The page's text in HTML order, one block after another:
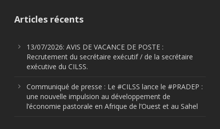
Articles récents
13/07/2026: AVIS DE VACANCE DE POSTE :
Recrutement du secrétaire exécutif / de la secrétaire
exécutive du CILSS.
Communiqué de presse : Le #CILSS lance le #PRADEP :
une nouvelle impulsion au développement de
l’économie pastorale en Afrique de l’Ouest et au Sahel